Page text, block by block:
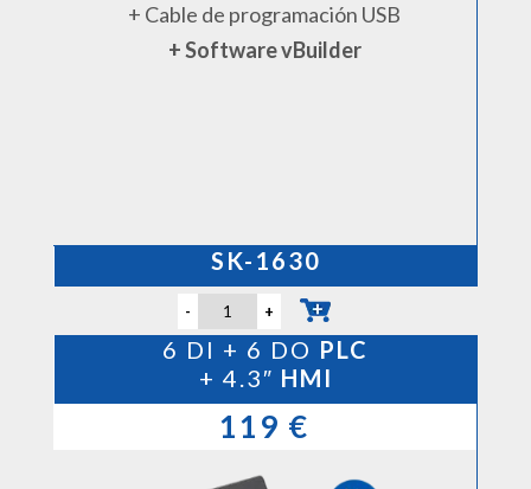
+ Cable de programación USB
+ Software vBuilder
SK-1630
- +
6 DI + 6 DO PLC
+ 4.3″ HMI
119 €